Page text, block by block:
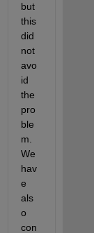
but
this
did
not
avo
id
the
pro
ble
m.
We
hav
e
als
o
con